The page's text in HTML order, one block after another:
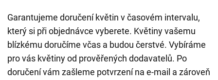
Garantujeme doručení květin v časovém intervalu,
který si při objednávce vyberete. Květiny vašemu
blízkému doručíme včas a budou čerstvé. Vybíráme
pro vás květiny od prověřených dodavatelů. Po
doručení vám zašleme potvrzení na e-mail a zároveň